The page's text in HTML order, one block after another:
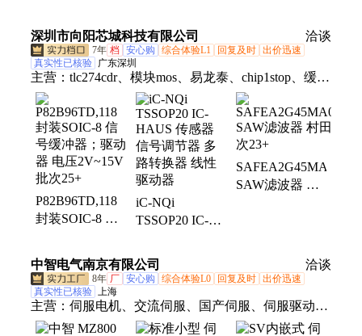
号标准
宽） 信号标准
深圳市向阳芯城科技有限公司 洽谈
7年 档 安心购 综合体验L1 回复及时 出价迅速
真实性已核验 广东深圳
主营： tlc274cdr、模块mos、易龙泰、chip1stop、缓冲
器、衰减器、放大器、制pcb板、传感器、国内pcb、
多层pcb、25svpf47m、逆变器、样板pcb、泰科源、
博思达、稳压器、北高智、蓝伯科、机器人、变压
器、控制器、smt贴片、阻抗fpc、整流管
P82B96TD,118
封装SOIC-8 信
批次25+
iC-NQi
TSSOP20 IC-
信号调节器 多
路转换器 线性
SAW滤波器 村
中智电气南京有限公司 洽谈
8年 厂 安心购 综合体验L0 回复及时 出价迅速
真实性已核验 上海
主营： 伺服电机、交流伺服、国产伺服、伺服驱动
器、2kw驱动器、400w伺服电机、130伺服、3kw伺